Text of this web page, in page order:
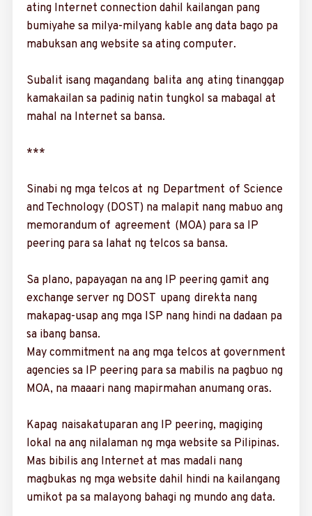
ating Internet connection dahil kailangan pang
bumiyahe sa milya-mil­yang kable ang data bago pa
mabuksan ang website sa ating computer.
Subalit isang magandang balita ang ating tinanggap
kamakailan sa padinig natin tungkol sa mabagal at
mahal na Internet sa bansa.
***
Sinabi ng mga ­telcos at ng Department of ­Science
and Technology (DOST) na malapit nang mabuo ang
memorandum of agreement (MOA) para sa IP
peering para sa lahat ng telcos sa bansa.
Sa plano, papayagan na ang IP peering gamit ang
exchange server ng DOST upang direkta nang
makapag-usap ang mga ISP nang hindi na dadaan pa
sa ibang bansa.
May commitment na ang mga telcos at go­vernment
agencies sa IP peering para sa mabilis na pagbuo ng
MOA, na maaari nang mapirmahan anumang oras.
Kapag naisakatuparan ang IP peering, magiging
lokal na ang nila­laman ng mga website sa Pilipinas.
Mas bibilis ang Internet at mas madali nang
magbukas ng mga website dahil hindi na kailangang
umikot pa sa malayong bahagi ng mundo ang data.